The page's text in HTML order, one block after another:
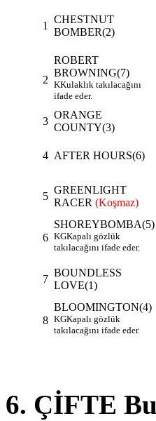
1
CHESTNUT
BOMBER(2)
2
ROBERT
BROWNING(7)
KKulaklık takılacağını
ifade eder.
3
ORANGE
COUNTY(3)
4 AFTER HOURS(6)
5
GREENLIGHT
RACER (Koşmaz)
6
SHOREYBOMBA(5)
KGKapalı gözlük
takılacağını ifade eder.
7
BOUNDLESS
LOVE(1)
8
BLOOMINGTON(4)
KGKapalı gözlük
takılacağını ifade eder.
6. ÇİFTE